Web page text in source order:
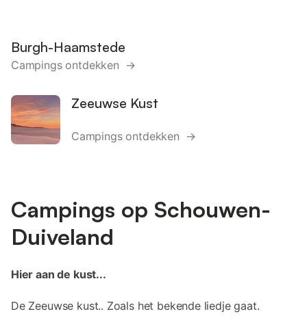
Burgh-Haamstede
Campings ontdekken →
Zeeuwse Kust
Campings ontdekken →
Campings op Schouwen-
Duiveland
Hier aan de kust...
De Zeeuwse kust.. Zoals het bekende liedje gaat.